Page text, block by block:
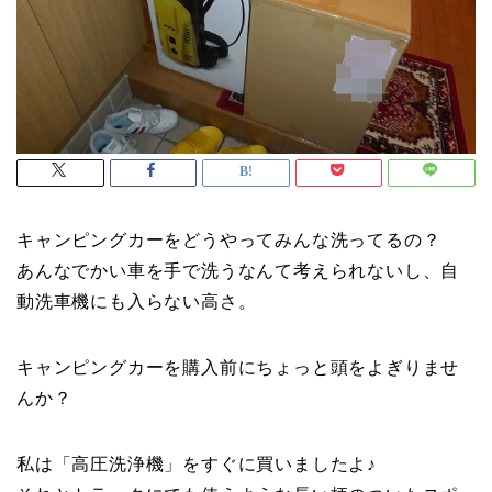
キャンピングカーをどうやってみんな洗ってるの？
あんなでかい車を手で洗うなんて考えられないし、自
動洗車機にも入らない高さ。
キャンピングカーを購入前にちょっと頭をよぎりませ
んか？
私は「高圧洗浄機」をすぐに買いましたよ♪